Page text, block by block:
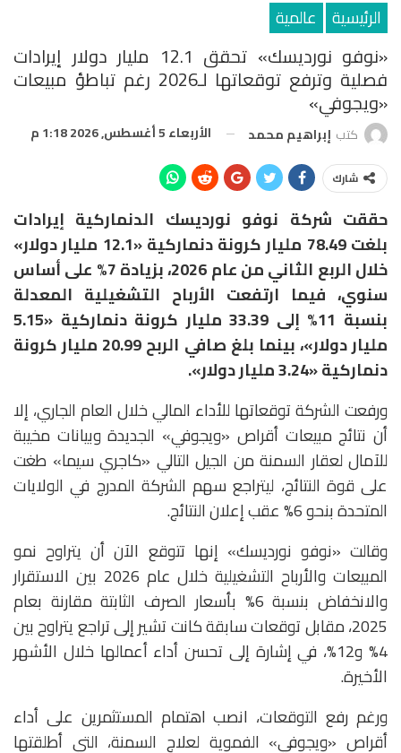
الرئيسية عالمية
«نوفو نورديسك» تحقق 12.1 مليار دولار إيرادات
فصلية وترفع توقعاتها لـ2026 رغم تباطؤ مبيعات
«ويجوفي»
كتب إبراهيم محمد الأربعاء 5 أغسطس, 2026 1:18 م
شارك
حققت شركة نوفو نورديسك الدنماركية إيرادات
بلغت 78.49 مليار كرونة دنماركية «12.1 مليار دولار»
خلال الربع الثاني من عام 2026، بزيادة 7% على أساس
سنوي، فيما ارتفعت الأرباح التشغيلية المعدلة
بنسبة 11% إلى 33.39 مليار كرونة دنماركية «5.15
مليار دولار»، بينما بلغ صافي الربح 20.99 مليار كرونة
دنماركية «3.24 مليار دولار».
ورفعت الشركة توقعاتها للأداء المالي خلال العام الجاري، إلا
أن نتائج مبيعات أقراص «ويجوفي» الجديدة وبيانات مخيبة
للآمال لعقار السمنة من الجيل التالي «كاجري سيما» طغت
على قوة النتائج، ليتراجع سهم الشركة المدرج في الولايات
المتحدة بنحو 6% عقب إعلان النتائج.
وقالت «نوفو نورديسك» إنها تتوقع الآن أن يتراوح نمو
المبيعات والأرباح التشغيلية خلال عام 2026 بين الاستقرار
والانخفاض بنسبة 6% بأسعار الصرف الثابتة مقارنة بعام
2025، مقابل توقعات سابقة كانت تشير إلى تراجع يتراوح بين
4% و12%، في إشارة إلى تحسن أداء أعمالها خلال الأشهر
الأخيرة.
ورغم رفع التوقعات، انصب اهتمام المستثمرين على أداء
أقراص «ويجوفي» الفموية لعلاج السمنة، التي أطلقتها